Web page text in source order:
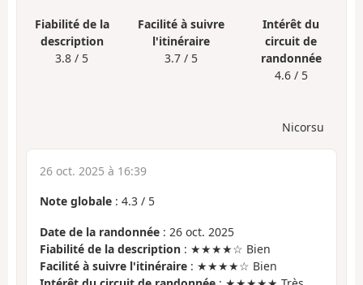
Fiabilité de la
description
3.8 / 5
Facilité à suivre
l'itinéraire
3.7 / 5
Intérêt du
circuit de
randonnée
4.6 / 5
Nicorsu
26 oct. 2025 à 16:39
Note globale : 4.3 / 5
Date de la randonnée : 26 oct. 2025
Fiabilité de la description : ★★★★☆ Bien
Facilité à suivre l'itinéraire : ★★★★☆ Bien